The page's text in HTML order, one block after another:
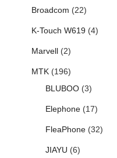
Broadcom (22)
K-Touch W619(4)
Marvell(2)
MTK(196)
BLUBOO(3)
Elephone(17)
FleaPhone(32)
JIAYU (6)